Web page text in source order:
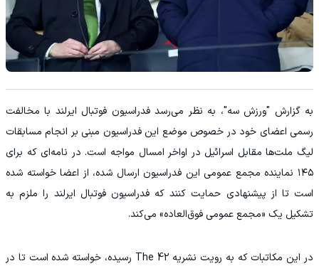
به گزارش "ورزش سه"، به نظر می‌رسد فدراسیون فوتبال ایرلند با مخالفت
رسمی اعضای خود در خصوص موضع این فدراسیون مبنی بر انجام مسابقات
لیگ ملت‌ها مقابل اسرائیل در اواخر امسال مواجه است. در نامه‌ای که برای
۱۴۵ نماینده مجمع عمومی این فدراسیون ارسال شده، از اعضا خواسته شده
است تا از پیشنهادی حمایت کنند که فدراسیون فوتبال ایرلند را ملزم به
تشکیل یک «مجمع عمومی فوق‌العاده» می‌کند.
در این مکاتبات که به رویت نشریه The 42 رسیده، خواسته شده است تا در